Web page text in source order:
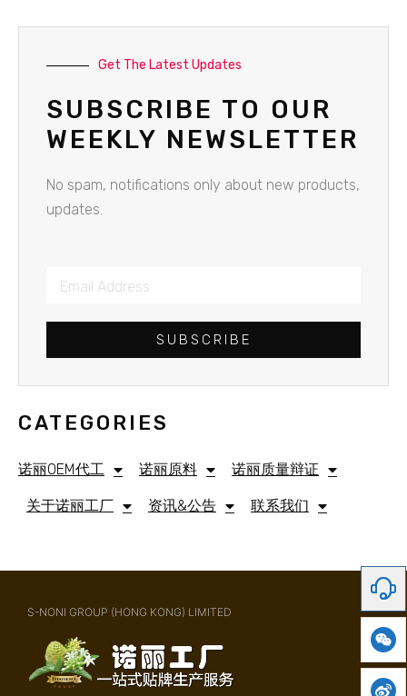
Get The Latest Updates
SUBSCRIBE TO OUR
WEEKLY NEWSLETTER
No spam, notifications only about new products,
updates.
SUBSCRIBE
CATEGORIES
诺丽OEM代工 诺丽原料 诺丽质量辩证
关于诺丽工厂 资讯&公告 联系我们
S-NONI GROUP (HONG KONG) LIMITED